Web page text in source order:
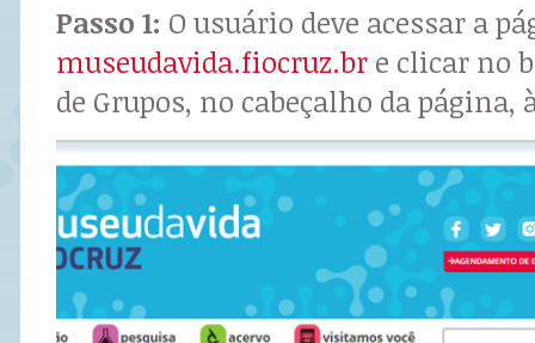
Passo 1: O usuário deve acessar a
museudavida.fiocruz.br e clicar no
de Grupos, no cabeçalho da página,